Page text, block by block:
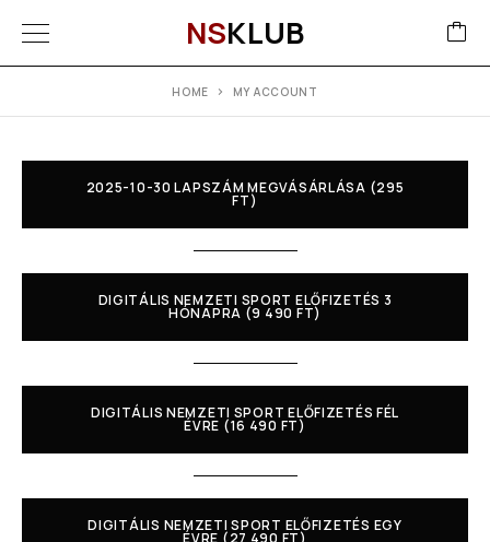
NSKLUB
HOME MY ACCOUNT
2025-10-30 LAPSZÁM MEGVÁSÁRLÁSA (295
FT)
DIGITÁLIS NEMZETI SPORT ELŐFIZETÉS 3
HÓNAPRA (9 490 FT)
DIGITÁLIS NEMZETI SPORT ELŐFIZETÉS FÉL
ÉVRE (16 490 FT)
DIGITÁLIS NEMZETI SPORT ELŐFIZETÉS EGY
ÉVRE (27 490 FT)